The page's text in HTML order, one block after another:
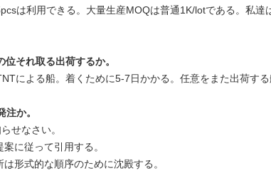
は利用できる。大量生産MOQは普通1K/lotである。私達
それ取る出荷するか。
による船。着くために5-7日かかる。任意をまた出荷する
か。
せなさい。
に従って引用する。
形式的な順序のために沈殿する。